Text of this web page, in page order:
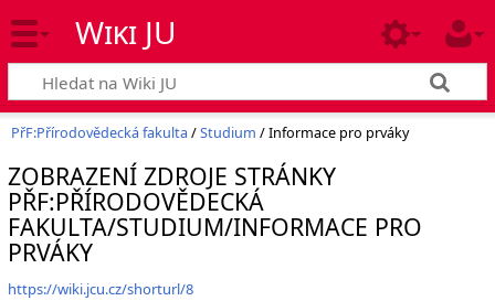
Wiki JU
PřF:Přírodovědecká fakulta /Studium / Informace pro prváky
ZOBRAZENÍ ZDROJE STRÁNKY
PŘF:PŘÍRODOVĚDECKÁ
FAKULTA/STUDIUM/INFORMACE PRO
PRVÁKY
https://wiki.jcu.cz/shorturl/8